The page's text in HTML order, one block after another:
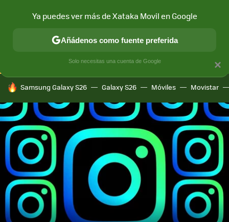
CONECTIVIDAD MÓVIL Y SOCIEDAD APLICACIONES
HOY SE HABLA DE
Samsung Galaxy S26 Galaxy S26 Móviles Movistar
×
Ya puedes ver más de Xataka Movil en Google
Añádenos como fuente preferida
Solo necesitas una cuenta de Google